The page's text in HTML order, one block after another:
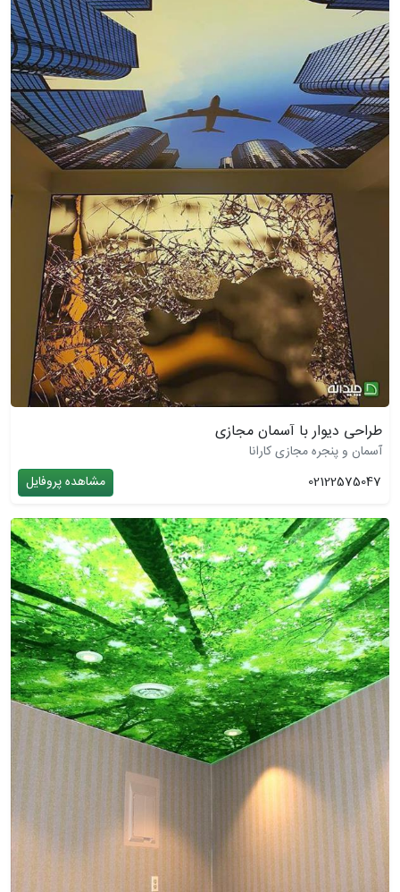
طراحی دیوار با آسمان مجازی
آسمان و پنجره مجازی کارانا
02122575047
مشاهده پروفایل